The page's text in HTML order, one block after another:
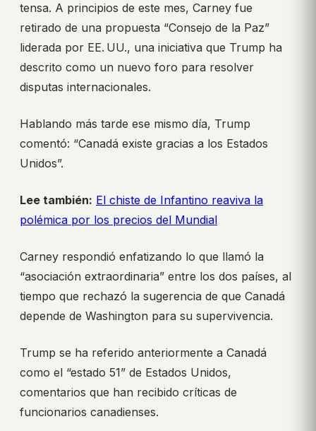
tensa. A principios de este mes, Carney fue
retirado de una propuesta “Consejo de la Paz”
liderada por EE. UU., una iniciativa que Trump ha
descrito como un nuevo foro para resolver
disputas internacionales.
Hablando más tarde ese mismo día, Trump
comentó: “Canadá existe gracias a los Estados
Unidos”.
Lee también: El chiste de Infantino reaviva la
polémica por los precios del Mundial
Carney respondió enfatizando lo que llamó la
“asociación extraordinaria” entre los dos países, al
tiempo que rechazó la sugerencia de que Canadá
depende de Washington para su supervivencia.
Trump se ha referido anteriormente a Canadá
como el “estado 51” de Estados Unidos,
comentarios que han recibido críticas de
funcionarios canadienses.